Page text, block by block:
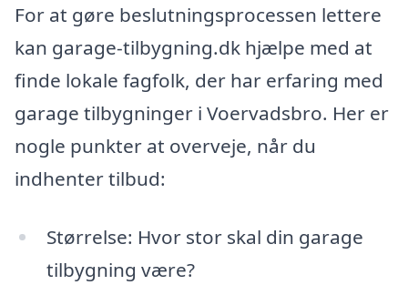
For at gøre beslutningsprocessen lettere
kan garage-tilbygning.dk hjælpe med at
finde lokale fagfolk, der har erfaring med
garage tilbygninger i Voervadsbro. Her er
nogle punkter at overveje, når du
indhenter tilbud:
Størrelse: Hvor stor skal din garage
tilbygning være?